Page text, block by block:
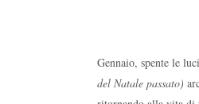
Gennaio, spente le
del Natale passato)